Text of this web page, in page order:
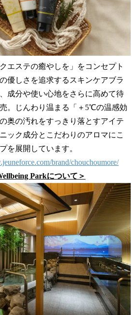
エステの癒やしを」をコンセプト
優しさを追求するスキンケアブラ
成分や使い心地をさらに高めて待
。じんわり温まる「＋5℃の温感効
奥の汚れをすっきり落とすアイテ
ック成分とこだわりのアロマにこ
を展開しています。
brand/chouchoumore/
Parkについて＞